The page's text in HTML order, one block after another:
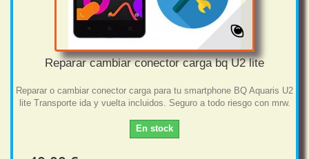
Reparar cambiar conector carga bq U2 lite
Reparar o cambiar conector carga para tu smartphone BQ Aquaris U2
lite Transporte ida y vuelta incluidos. Seguro a todo riesgo con mrw.
En stock